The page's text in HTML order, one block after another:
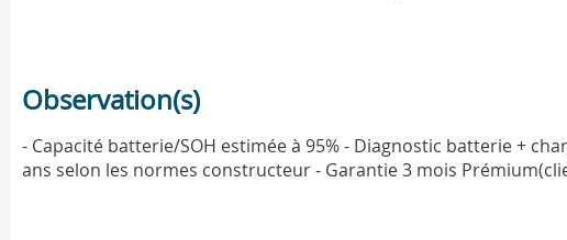
Observation(s)
- Capacité batterie/SOH estimée à 95% - Diagnostic batterie +
ans selon les normes constructeur - Garantie 3 mois